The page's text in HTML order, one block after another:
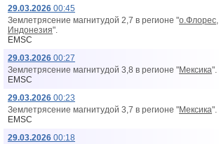
29.03.2026 00:45
Землетрясение магнитудой 2,7 в регионе "о.Флорес,
Индонезия".
EMSC
29.03.2026 00:27
Землетрясение магнитудой 3,8 в регионе "Мексика".
EMSC
29.03.2026 00:23
Землетрясение магнитудой 3,7 в регионе "Мексика".
EMSC
29.03.2026 00:18